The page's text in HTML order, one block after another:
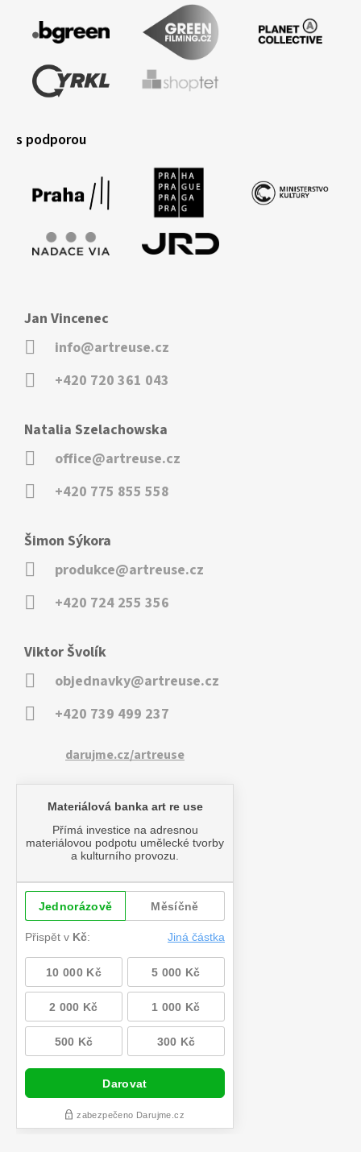
s podporou
Jan Vincenec
info@artreuse.cz
+420 720 361 043
Natalia Szelachowska
office@artreuse.cz
+420 775 855 558
Šimon Sýkora
produkce@artreuse.cz
+420 724 255 356
Viktor Švolík
objednavky@artreuse.cz
+420 739 499 237
darujme.cz/artreuse